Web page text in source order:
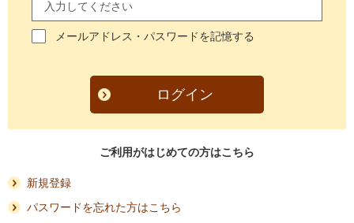
メールアドレス・パスワードを記憶する
ログイン
ご利用がはじめての方はこちら
新規登録
パスワードを忘れた方はこちら